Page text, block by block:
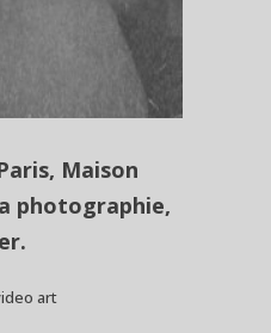
Maison
photographie,
art